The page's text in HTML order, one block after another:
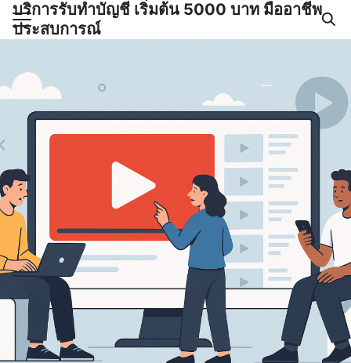
Skipบริการรับทำบัญชี เริ่มต้น 5000 บาท มืออาชีพ
ประสบการณ์
ญชีและภาษีครบวงจร |